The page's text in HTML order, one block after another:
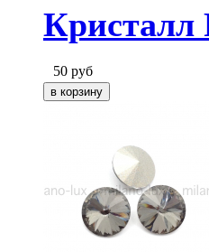
Кристалл
50 руб